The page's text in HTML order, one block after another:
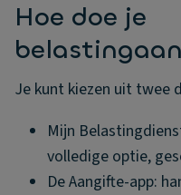
Hoe doe je
Je kunt kiezen uit twee
Mijn
volledige optie,
De Aangifte-app: